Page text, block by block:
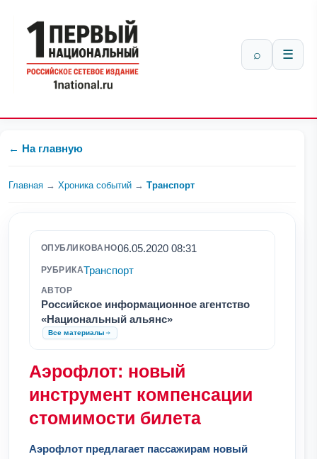
⌕ ☰
← На главную
Главная → Хроника событий → Транспорт
ОПУБЛИКОВАНО06.05.2020 08:31
РУБРИКАТранспорт
АВТОР
Российское информационное агентство
«Национальный альянс»
Все материалы
Аэрофлот: новый
инструмент компенсации
стомимости билета
Аэрофлот предлагает пассажирам новый